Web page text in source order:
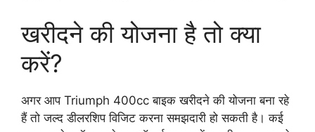
खरीदने की योजना है तो क्या
करें?
अगर आप Triumph 400cc बाइक खरीदने की योजना बना रहे
हैं तो जल्द डीलरशिप विजिट करना समझदारी हो सकती है। कई